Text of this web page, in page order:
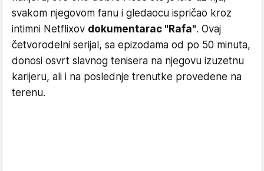
svakom njegovom fanu i gledaocu ispričao kroz
intimni Netflixov dokumentarac "Rafa". Ovaj
četvorodelni serijal, sa epizodama od po 50 minuta,
donosi osvrt slavnog tenisera na njegovu izuzetnu
karijeru, ali i na poslednje trenutke provedene na
terenu.